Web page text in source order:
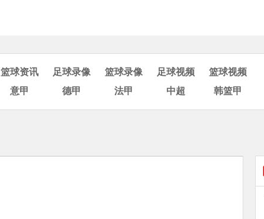
篮球资讯 足球录像 篮球录像 足球视频
篮球视频
意甲 德甲 法甲 中超 韩篮甲